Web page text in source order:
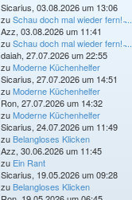
Sicarius, 03.08.2026 um 13:06
zuSchau doch mal wieder fern! ̵...
Azz, 03.08.2026 um 11:41
zuSchau doch mal wieder fern! ̵...
daiah, 27.07.2026 um 22:55
zuModerne Küchenhelfer
Sicarius, 27.07.2026 um 14:51
zuModerne Küchenhelfer
Ron, 27.07.2026 um 14:32
zuModerne Küchenhelfer
Sicarius, 24.07.2026 um 11:49
zu Belangloses Klicken
Azz, 30.06.2026 um 11:45
zu Ein Rant
Sicarius, 19.05.2026 um 09:28
zu Belangloses Klicken